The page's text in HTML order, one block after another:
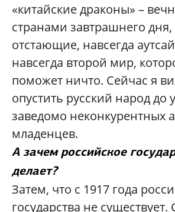
«китайские драконы» –
странами завтрашнего дня,
отстающие, навсегда
навсегда второй мир,
поможет ничто. Сейчас я
опустить русский народ до
заведомо неконкурентных
младенцев.
А зачем российское
делает?
Затем, что с 1917 года
государства не существует.